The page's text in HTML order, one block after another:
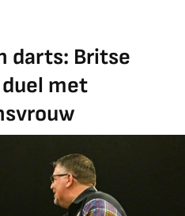
darts: Britse
met